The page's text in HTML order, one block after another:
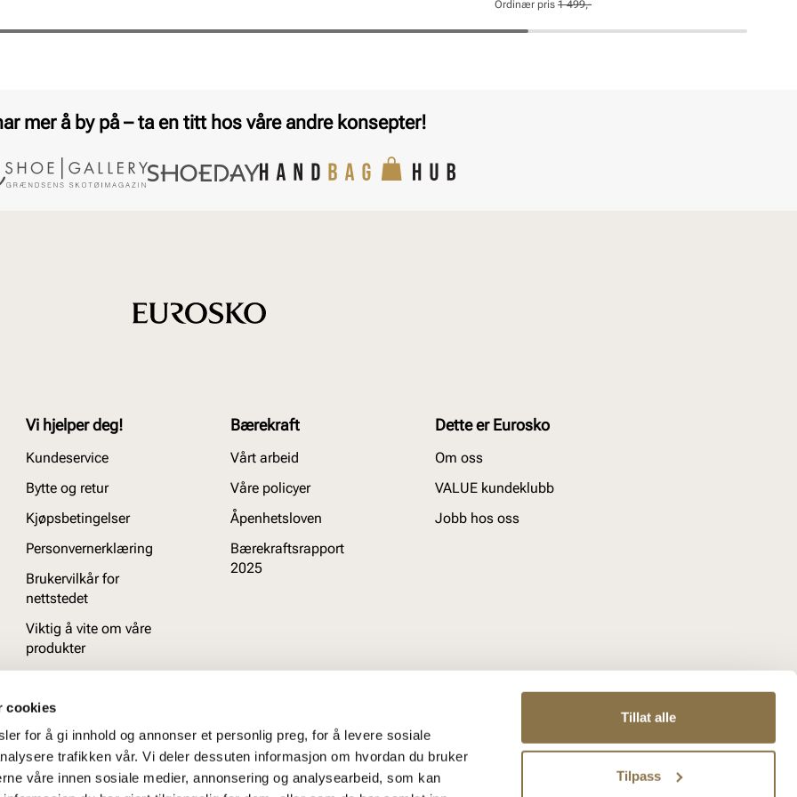
cookies
for å gi innhold og annonser et personlig preg, for å levere sosiale
trafikken vår. Vi deler dessuten informasjon om hvordan du bruker
våre innen sosiale medier, annonsering og analysearbeid, som kan
Tillat alle
Tilpass
pris
Pris
pris
Pris
Ordinær pris 1 499,-
mer å by på – ta en titt hos våre andre konsepter!
Vi hjelper deg!
Kundeservice
Bytte og retur
Kjøpsbetingelser
Personvernerklæring
Brukervilkår for
nettstedet
Viktig å vite om våre
produkter
Bærekraft
Vårt arbeid
Våre policyer
Åpenhetsloven
Bærekraftsrapport
2025
Dette er Eurosko
Om oss
VALUE kundeklubb
Jobb hos oss